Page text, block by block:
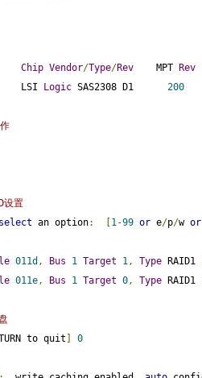
Chip Vendor/Type/Rev
    MPT
Rev
LSI
Logic SAS2308 D1 200
设置
select an option: [1 -99 or e/p/w or
011d , Bus 1 Target 1 , Type RAID1
011e , Bus 1 Target 0 , Type RAID1
to quit ] 0